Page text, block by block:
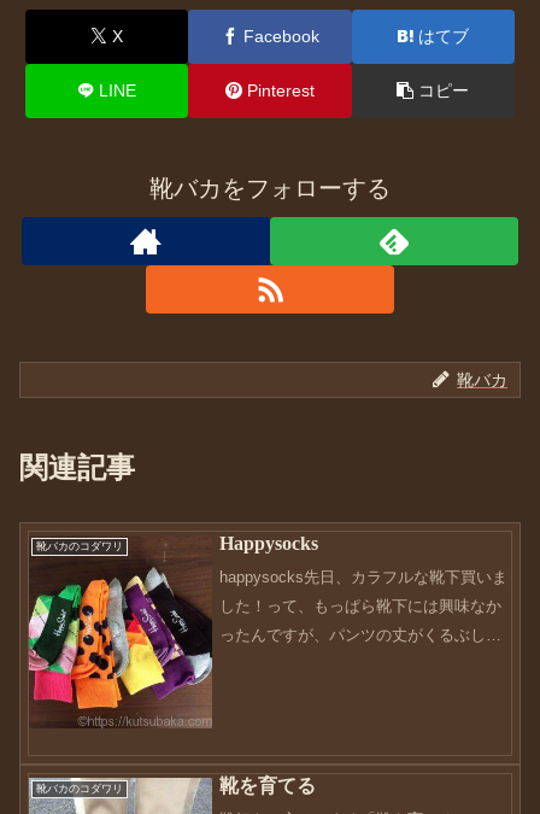
X Facebook はてブ
LINE Pinterest コピー
靴バカをフォローする
靴バカ
関連記事
靴バカのコダワリ Happysocks
happysocks先日、カラフルな靴下買いま
した！って、もっぱら靴下には興味なか
ったんですが、パンツの丈がくるぶし丈
りちょい短い感...
靴バカのコダワリ 靴を育てる